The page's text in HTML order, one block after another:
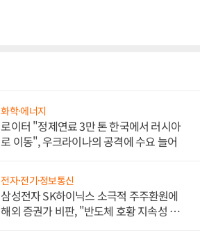
화학·에너지
로이터 "정제연료 3만 톤 한국에서 러시아
로 이동", 우크라이나의 공격에 수요 늘어
전자·전기·정보통신
삼성전자 SK하이닉스 소극적 주주환원에
해외 증권가 비판, "반도체 호황 지속성 의